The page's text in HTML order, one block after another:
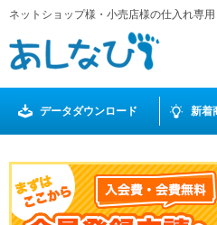
ネットショップ様・小売店様の仕入れ専
データダウンロード 新着